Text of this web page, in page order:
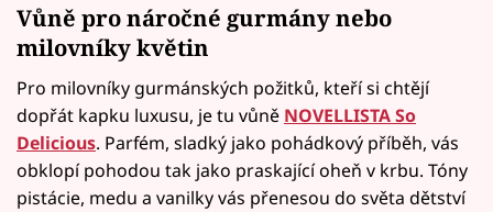
Vůně pro náročné gurmány nebo
milovníky květin
Pro milovníky gurmánských požitků, kteří si chtějí
dopřát kapku luxusu, je tu vůně NOVELLISTA So
Delicious. Parfém, sladký jako pohádkový příběh, vás
obklopí pohodou tak jako praskající oheň v krbu. Tóny
pistácie, medu a vanilky vás přenesou do světa dětství